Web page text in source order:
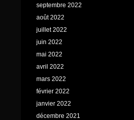
septembre 2022
août 2022
juillet 2022
juin 2022
mai 2022
avril 2022
mars 2022
février 2022
janvier 2022
décembre 2021